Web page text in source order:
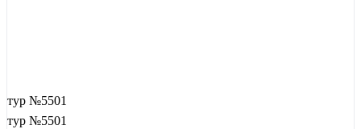
тур №5501
тур №5501